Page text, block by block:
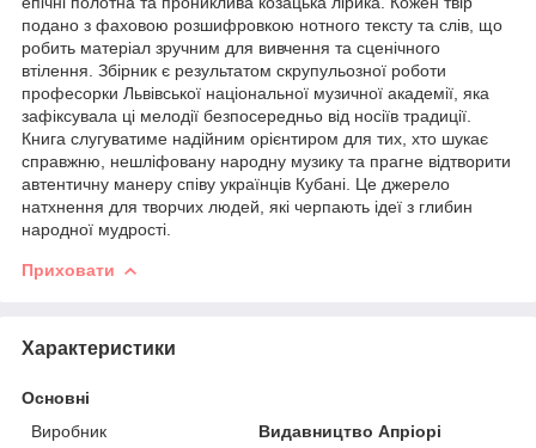
подано з фаховою розшифровкою нотного тексту та слів, що
робить матеріал зручним для вивчення та сценічного
втілення. Збірник є результатом скрупульозної роботи
професорки Львівської національної музичної академії, яка
зафіксувала ці мелодії безпосередньо від носіїв традиції.
Книга слугуватиме надійним орієнтиром для тих, хто шукає
справжню, нешліфовану народну музику та прагне відтворити
автентичну манеру співу українців Кубані. Це джерело
натхнення для творчих людей, які черпають ідеї з глибин
народної мудрості.
Приховати
Характеристики
Основні
Виробник
Видавництво Апріорі